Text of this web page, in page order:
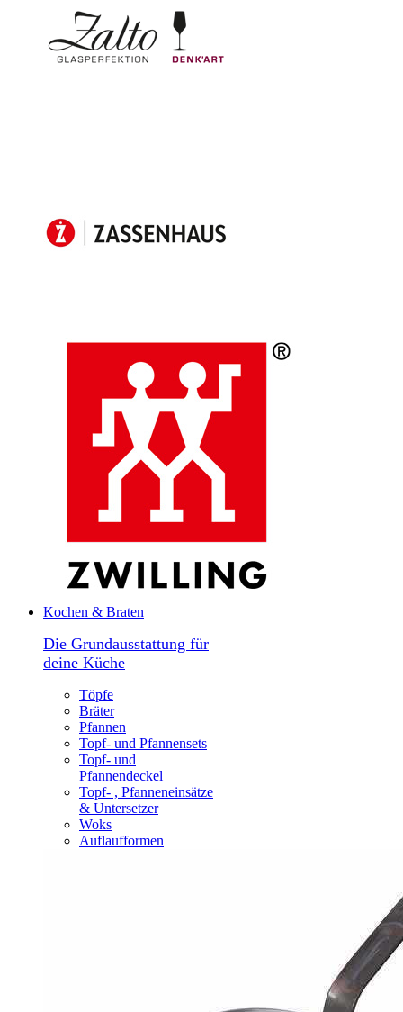
Kochen & Braten
Die Grundausstattung für
deine Küche
Töpfe
Bräter
Pfannen
Topf- und Pfannensets
Topf- und
Pfannendeckel
Topf- , Pfanneneinsätze
& Untersetzer
Woks
Auflaufformen